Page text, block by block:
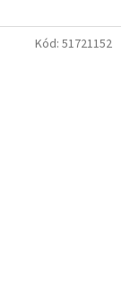
Kód: 51721152